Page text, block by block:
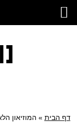
Main menu
Skip
דף הבית » המוזיאון